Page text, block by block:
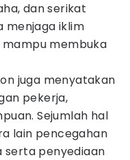
dan serikat
menjaga iklim
membuka
juga menyatakan
pekerja,
Sejumlah hal
lain pencegahan
serta penyediaan